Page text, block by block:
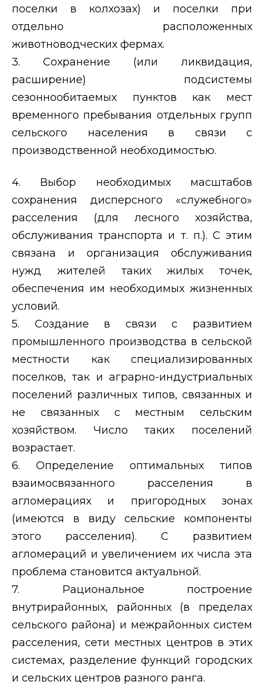
поселки в колхозах) и поселки при
отдельно расположенных
животноводческих фермах.
3. Сохранение (или ликвидация,
расширение) подсистемы
сезоннообитаемых пунктов как мест
временного пребывания отдельных групп
сельского населения в связи с
производственной необходимостью.
4. Выбор необходимых масштабов
сохранения дисперсного «служебного»
расселения (для лесного хозяйства,
обслуживания транспорта и т. п.). С этим
связана и организация обслуживания
нужд жителей таких жилых точек,
обеспечения им необходимых жизненных
условий.
5. Создание в связи с развитием
промышленного производства в сельской
местности как специализированных
поселков, так и аграрно-индустриальных
поселений различных типов, связанных и
не связанных с местным сельским
хозяйством. Число таких поселений
возрастает.
6. Определение оптимальных типов
взаимосвязанного расселения в
агломерациях и пригородных зонах
(имеются в виду сельские компоненты
этого расселения). С развитием
агломераций и увеличением их числа эта
проблема становится актуальной.
7. Рациональное построение
внутрирайонных, районных (в пределах
сельского района) и межрайонных систем
расселения, сети местных центров в этих
системах, разделение функций городских
и сельских центров разного ранга.